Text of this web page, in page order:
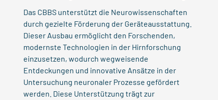
Das CBBS unterstützt die Neurowissenschaften
durch gezielte Förderung der Geräteausstattung.
Dieser Ausbau ermöglicht den Forschenden,
modernste Technologien in der Hirnforschung
einzusetzen, wodurch wegweisende
Entdeckungen und innovative Ansätze in der
Untersuchung neuronaler Prozesse gefördert
werden. Diese Unterstützung trägt zur